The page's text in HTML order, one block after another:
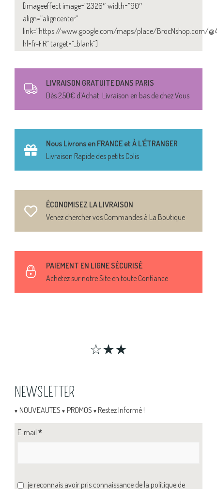
[imageeffect image=”2326″ width=”90″
align=”aligncenter”
link=”https://www.google.com/maps/place/BrocNshop.com/
hl=fr-FR” target=”_blank”]
LIVRAISON GRATUITE DANS PARIS
Dès 250€ d’Achat. Livraison en bas de chez Vous
Nous Livrons en FRANCE et À L’ÉTRANGER
Livraison Rapide des petits Colis
ÉCONOMISEZ LA LIVRAISON
Venez chercher vos Commandes à La Boutique
PAIEMENT EN LIGNE SÉCURISÉ
Achetez sur notre Site en toute Confiance
☆★★
NEWSLETTER
♥ NOUVEAUTES ♥ PROMOS ♥ Restez Informé !
E-mail *
je reconnais avoir pris connaissance de la politique de